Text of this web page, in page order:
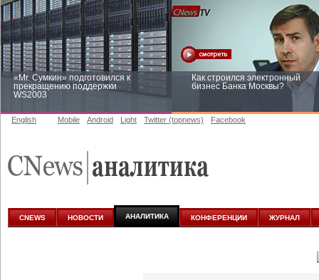
«Mr. Сумкин» подготовился к
прекращению поддержки
WS2003
Как строился электронный
бизнес Банка Москвы?
аналитике
English Mobile Android Light Twitter (topnews) Facebook
CNEWS НОВОСТИ АНАЛИТИКА КОНФЕРЕНЦИИ ЖУРНАЛ